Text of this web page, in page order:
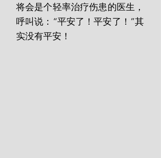
将会是个轻率治疗伤患的医生，
呼叫说：“平安了！平安了！”其
实没有平安！